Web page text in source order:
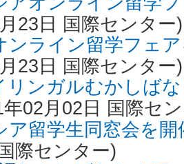
23日 国際センター)
ンライン留学フェ
23日 国際センター)
リンガルむかしば
02月02日 国際セ
ア留学生同窓会を
国際センター)